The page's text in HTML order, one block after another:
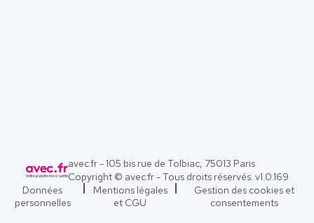
avec.fr - 105 bis rue de Tolbiac, 75013 Paris
Copyright © avec.fr - Tous droits réservés. v1.0.169
Données
personnelles
Mentions légales
et CGU
Gestion des cookies et
consentements